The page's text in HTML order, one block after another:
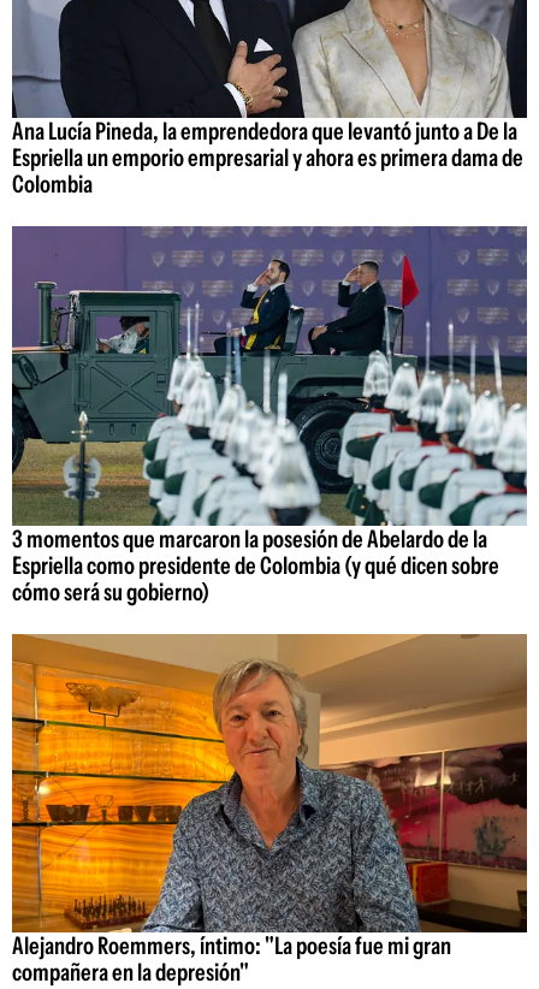
Ana Lucía Pineda, la emprendedora que levantó junto a De la
Espriella un emporio empresarial y ahora es primera dama de
Colombia
3 momentos que marcaron la posesión de Abelardo de la
Espriella como presidente de Colombia (y qué dicen sobre
cómo será su gobierno)
Alejandro Roemmers, íntimo: "La poesía fue mi gran
compañera en la depresión"